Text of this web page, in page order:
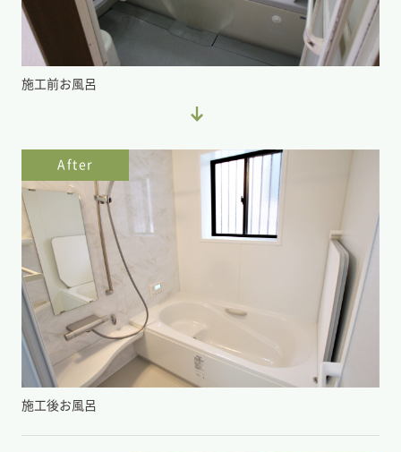
施工前お風呂
After
施工後お風呂